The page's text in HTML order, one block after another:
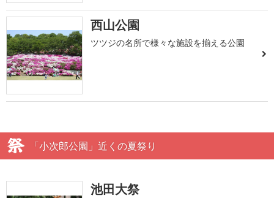
西山公園
ツツジの名所で様々な施設を揃える公園
「小次郎公園」近くの夏祭り
池田大祭